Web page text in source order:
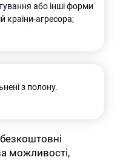
або інші форми
країни-агресора;
з полону.
можливості,